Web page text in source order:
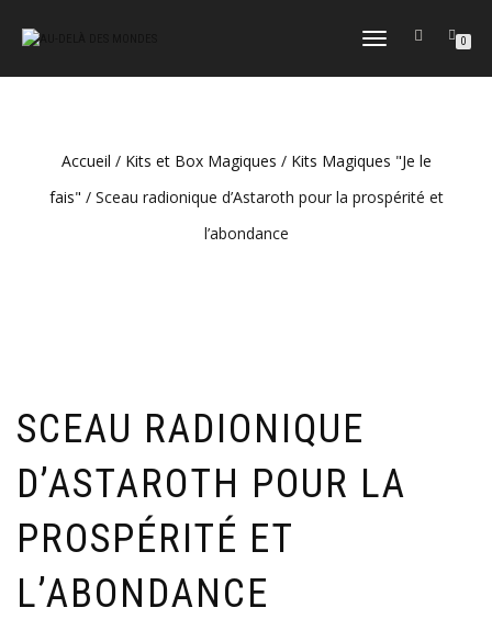
DÉPLIER
NAVIGATION
0
Accueil / Kits et Box Magiques / Kits Magiques "Je le
fais" / Sceau radionique d’Astaroth pour la prospérité et
l’abondance
SCEAU RADIONIQUE
D’ASTAROTH POUR LA
PROSPÉRITÉ ET
L’ABONDANCE